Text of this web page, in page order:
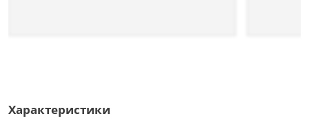
Характеристики